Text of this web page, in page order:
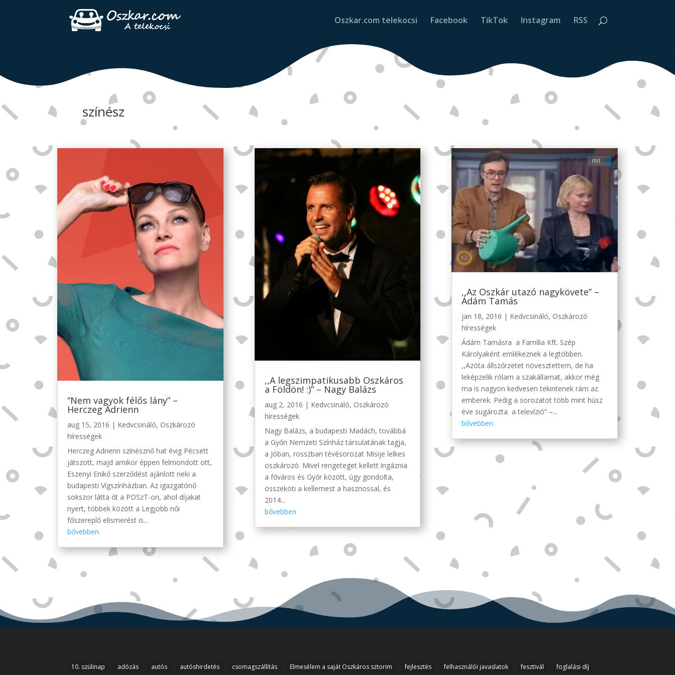
Oszkar.com telekocsi Facebook TikTok Instagram RSS
színész
“Nem vagyok félős lány” –
Herczeg Adrienn
aug 15, 2016 | Kedvcsináló, Oszkározó
hírességek
Herczeg Adrienn színésznő hat évig Pécsett
játszott, majd amikor éppen felmondott ott,
Eszenyi Enikő szerződést ajánlott neki a
budapesti Vígszínházban. Az igazgatónő
sokszor látta őt a POSzT-on, ahol díjakat
nyert, többek között a Legjobb női
főszereplő elismerést is...
bővebben
,,A legszimpatikusabb Oszkáros
a Földön! :)” – Nagy Balázs
aug 2, 2016 | Kedvcsináló, Oszkározó
hírességek
Nagy Balázs, a budapesti Madách, továbbá
a Győri Nemzeti Színház társulatának tagja,
a Jóban, rosszban tévésorozat Misije lelkes
oszkározó. Mivel rengeteget kellett ingáznia
a főváros és Győr között, úgy gondolta,
összeköti a kellemest a hasznossal, és
2014...
bővebben
,,Az Oszkár utazó nagykövete” –
Ádám Tamás
jan 18, 2016 | Kedvcsináló, Oszkározó
hírességek
Ádám Tamásra a Família Kft. Szép
Károlyaként emlékeznek a legtöbben.
,,Azóta állszőrzetet növesztettem, de ha
leképzelik rólam a szakállamat, akkor még
ma is nagyon kedvesen tekintenek rám az
emberek. Pedig a sorozatot több mint húsz
éve sugározta a televízió” –...
bővebben
10. szülinap adózás autós autóshirdetés csomagszállítás Elmesélem a saját Oszkáros sztorim fejlesztés felhasználói javaslatok fesztivál foglalási díj